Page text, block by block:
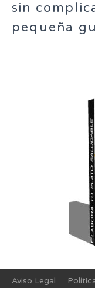
sin
pequeña
Aviso Legal